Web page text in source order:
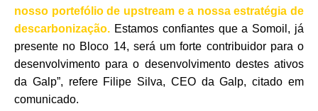
nosso portefólio de upstream e a nossa estratégia de
descarbonização. Estamos confiantes que a Somoil, já
presente no Bloco 14, será um forte contribuidor para o
desenvolvimento para o desenvolvimento destes ativos
da Galp”, refere Filipe Silva, CEO da Galp, citado em
comunicado.